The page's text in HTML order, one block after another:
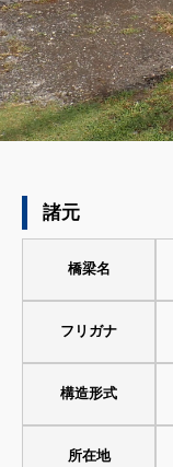
諸元
橋梁名
フリガナ
構造形式
所在地